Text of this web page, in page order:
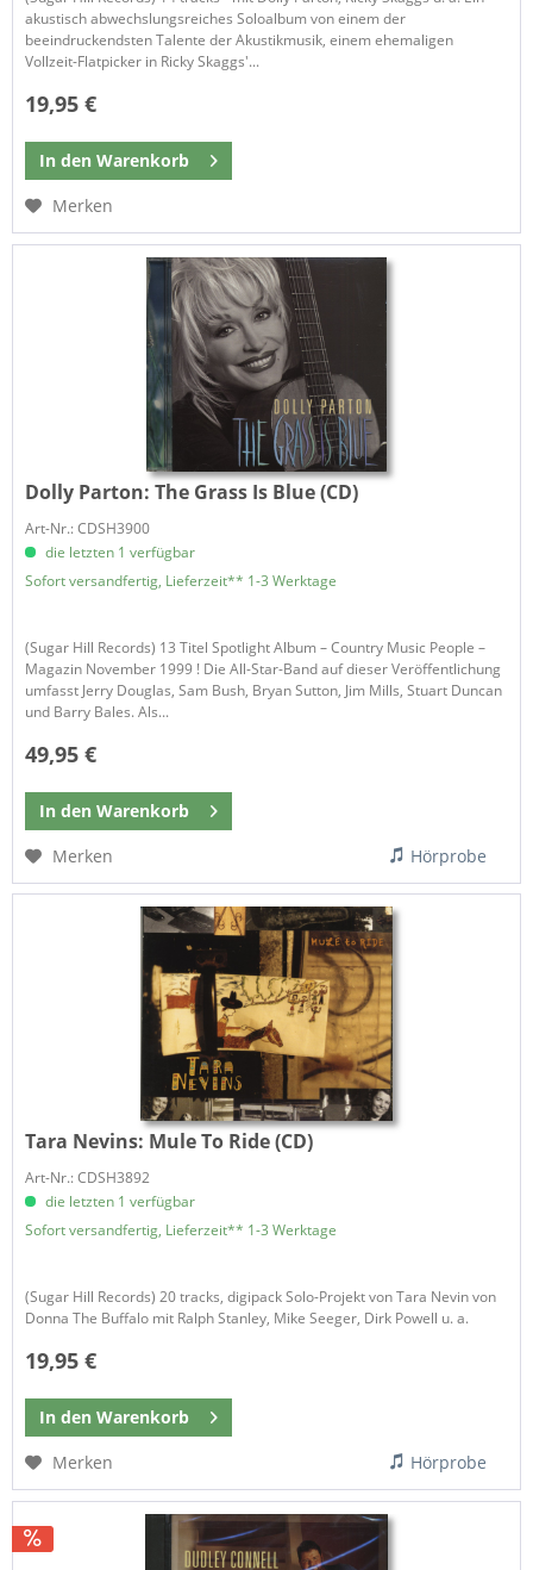
akustisch abwechslungsreiches Soloalbum von einem der
beeindruckendsten Talente der Akustikmusik, einem ehemaligen
Vollzeit-Flatpicker in Ricky Skaggs'...
19,95 €
In den Warenkorb
Merken
Dolly Parton: The Grass Is Blue (CD)
Art-Nr.: CDSH3900
die letzten 1 verfügbar
Sofort versandfertig, Lieferzeit** 1-3 Werktage
(Sugar Hill Records) 13 Titel Spotlight Album – Country Music People –
Magazin November 1999 ! Die All-Star-Band auf dieser Veröffentlichung
umfasst Jerry Douglas, Sam Bush, Bryan Sutton, Jim Mills, Stuart Duncan
und Barry Bales. Als...
49,95 €
In den Warenkorb
Merken
Hörprobe
Tara Nevins: Mule To Ride (CD)
Art-Nr.: CDSH3892
die letzten 1 verfügbar
Sofort versandfertig, Lieferzeit** 1-3 Werktage
(Sugar Hill Records) 20 tracks, digipack Solo-Projekt von Tara Nevin von
Donna The Buffalo mit Ralph Stanley, Mike Seeger, Dirk Powell u. a.
19,95 €
In den Warenkorb
Merken
Hörprobe